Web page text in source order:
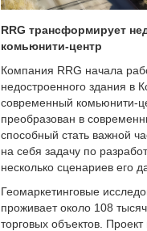
RRG трансформирует
комьюнити-центр
Компания RRG начала
недостроенного здания в
современный комьюнити-
преобразован в
способный стать важной
на себя задачу по
несколько сценариев его
Геомаркетинговые
проживает около 108
торговых объектов.